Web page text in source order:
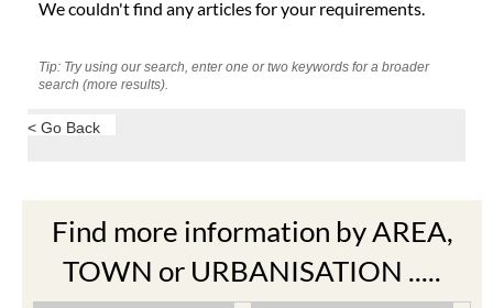
We couldn't find any articles for your requirements.
Tip: Try using our search, enter one or two keywords for a broader
search (more results).
< Go Back
Find more information by AREA,
TOWN or URBANISATION .....